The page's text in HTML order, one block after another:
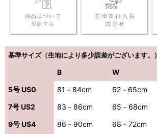
基準サイズ（生地により多少誤差がございます。）
B W
5号 US0
81－84cm 62－65cm
7号 US2
83－86cm 65－68cm
9号 US4
86－90cm 68－72cm